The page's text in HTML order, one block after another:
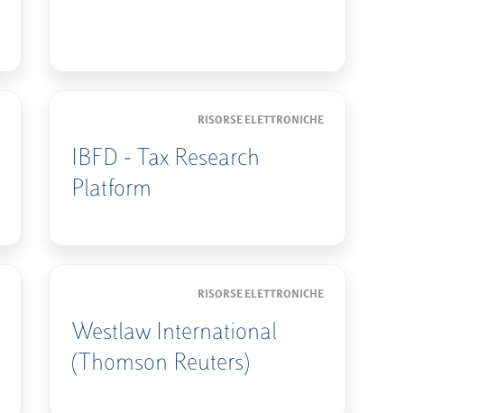
RISORSE ELETTRONICHE
IBFD - Tax Research
Platform
RISORSE ELETTRONICHE
Westlaw International
(Thomson Reuters)